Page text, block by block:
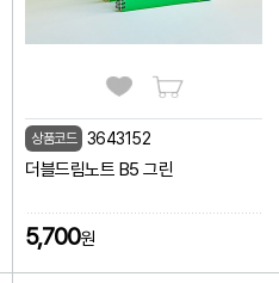
상품코드 3643152
더블드림노트 B5 그린
5,700원